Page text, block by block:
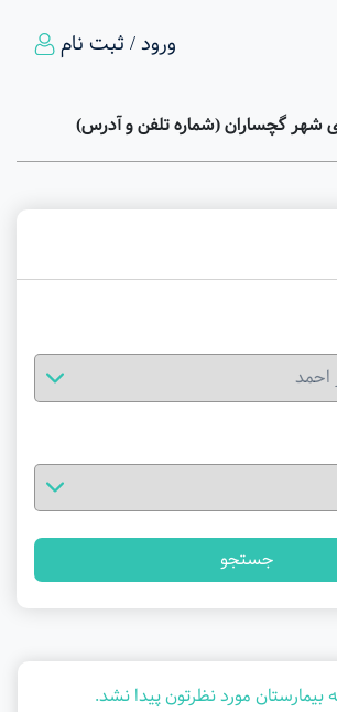
ورود / ثبت نام
شهر گچساران (شماره تلفن و آدرس)
جستجو
بیمارستان مورد نظرتون پیدا نشد.